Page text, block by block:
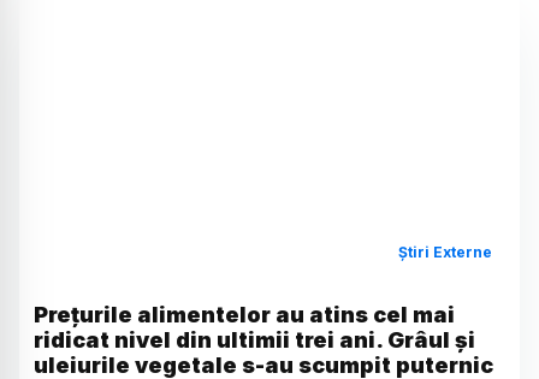
Știri Externe
Prețurile alimentelor au atins cel mai
ridicat nivel din ultimii trei ani. Grâul și
uleiurile vegetale s-au scumpit puternic